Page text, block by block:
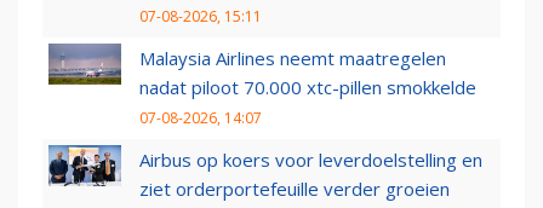
07-08-2026, 15:11
Malaysia Airlines neemt maatregelen
nadat piloot 70.000 xtc-pillen smokkelde
07-08-2026, 14:07
Airbus op koers voor leverdoelstelling en
ziet orderportefeuille verder groeien